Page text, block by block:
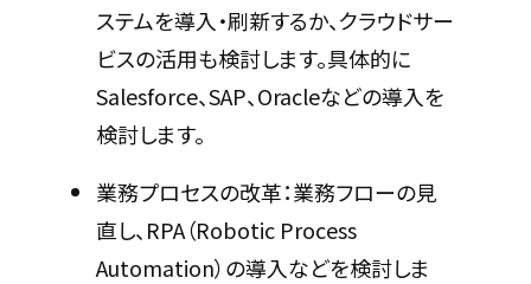
ステムを導入・刷新するか、クラウドサー
ビスの活用も検討します。具体的に
Salesforce、SAP、Oracleなどの導入を
検討します。
業務プロセスの改革：業務フローの見
直し、RPA（Robotic Process
Automation）の導入などを検討しま